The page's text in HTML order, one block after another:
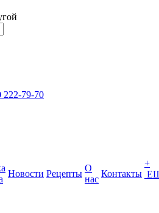
79-70
Новости Рецепты
О
нас
Контакты
+